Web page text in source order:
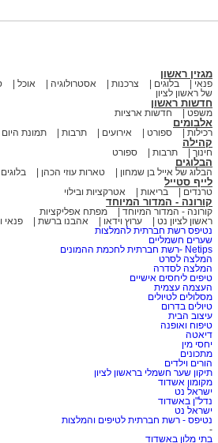
מגזין ראשון
פנאי בלוגים צרכנות אסטרולוגיה אוכל
של ראשון לציון
חדשות ראשון
משפט חדשות ארציות
אלבומים
רכילות ספורט אירועים תרבות תמונת היום
קהילה
חינוך תרבות ספורט
הבלוגים
הבלוג של אייל בן שמחון טארות עוזי הכהן
לייף סטייל
טרנדים בריאות אטרקציות ובילוי
קורונה - המדור המיוחד
קורונה - המדור המיוחד
מפתח אפליקציות
ראשון לציון נט
ערוץ וידאו אהבנו ברשת פנאי
נטיפס רשת חברתית להמלצות
שערים חשמליים
Netips -רשת חברתית לחכמת ההמונים
המלצה לסרט
המלצה לסדרה
טיפים ליחסים אישיים
העצמה עצמית
מסלולים לטיולים
טיולים בדרום
עיצוב הבית
טיפוח ואופנה
דיאטה
יחסי מין
מתכונים
הורים וילדים
תיקון שער חשמלי בראשון לציון
מקומון אשדוד
ישראל נט
נדל"ן באשדוד
ישראל נט
נטיפס - רשת חברתית לטיפים והמלצות
-
בתי מלון באשדוד